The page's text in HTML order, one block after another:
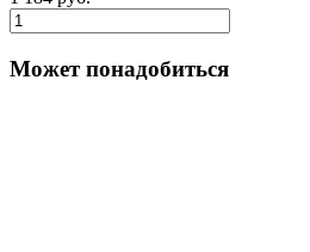
Может понадобиться